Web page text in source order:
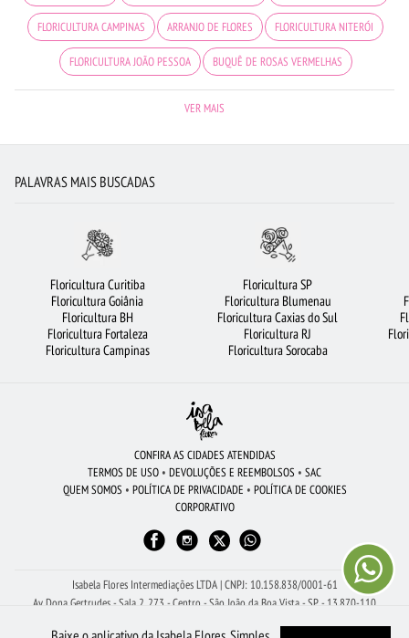
FLORICULTURA CAMPINAS ARRANJO DE FLORES FLORICULTURA NITERÓI
FLORICULTURA JOÃO PESSOA BUQUÊ DE ROSAS VERMELHAS
FLORICULTURA SÃO JOSÉ DOS CAMPOS FLORICULTURA RIBEIRÃO PRETO
FLORICULTURA SALVADOR RAMALHETE DE FLORES CESTA DE CHOCOLATE
FLORICULTURA OSASCO COROA DE FLORES MAIS BUSCADOS
FLORICULTURA SÃO BERNARDO DO CAMPO
CIDADES MAIS PROCURADAS
ROSAS VERMELHAS BUQUÊ DE 12 ROSAS VERMELHAS
ORQUÍDEAS FLORICULTURA BELÉM
BUQUÊ DE 20 ROSAS VERMELHAS
VER MAIS
PALAVRAS MAIS BUSCADAS
Floricultura Curitiba
Floricultura Goiânia
Floricultura BH
Floricultura Fortaleza
Floricultura Campinas
Floricultura SP
Floricultura Blumenau
Floricultura Caxias do Sul
Floricultura RJ
Floricultura Sorocaba
CONFIRA AS CIDADES ATENDIDAS
TERMOS DE USO • DEVOLUÇÕES E REEMBOLSOS • SAC
QUEM SOMOS • POLÍTICA DE PRIVACIDADE • POLÍTICA DE COOKIES
CORPORATIVO
Isabela Flores Intermediações LTDA | CNPJ: 10.158.838/0001-61
Av Dona Gertrudes - Sala 2, 273 - Centro - São João da Boa Vista - SP - 13.870-110